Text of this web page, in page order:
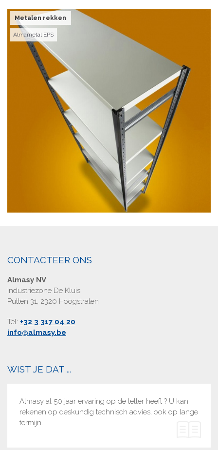
Metalen rekken
Almametal EPS
CONTACTEER ONS
Almasy NV
Industriezone De Kluis
Putten 31, 2320 Hoogstraten
Tel: +32 3 317 04 20
info@almasy.be
WIST JE DAT ...
Almasy al 50 jaar ervaring op de teller heeft ? U kan
rekenen op deskundig technisch advies, ook op lange
termijn.